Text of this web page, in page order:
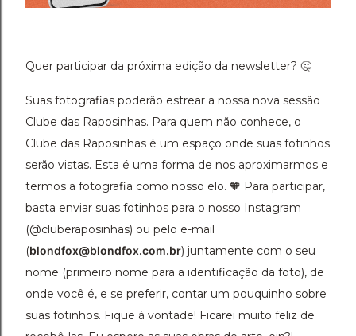
Quer participar da próxima edição da newsletter? 🤔
Suas fotografias poderão estrear a nossa nova sessão
Clube das Raposinhas. Para quem não conhece, o
Clube das Raposinhas é um espaço onde suas fotinhos
serão vistas. Esta é uma forma de nos aproximarmos e
termos a fotografia como nosso elo. 🧡 Para participar,
basta enviar suas fotinhos para o nosso Instagram
(@cluberaposinhas) ou pelo e-mail
(blondfox@blondfox.com.br) juntamente com o seu
nome (primeiro nome para a identificação da foto), de
onde você é, e se preferir, contar um pouquinho sobre
suas fotinhos. Fique à vontade! Ficarei muito feliz de